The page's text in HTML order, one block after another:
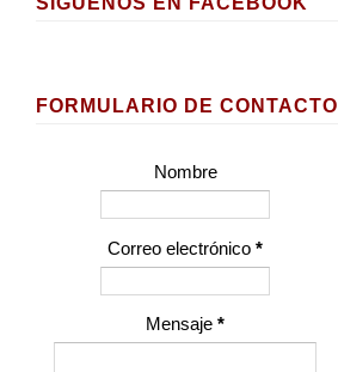
FORMULARIO DE CONTACTO
Nombre
Correo electrónico *
Mensaje *